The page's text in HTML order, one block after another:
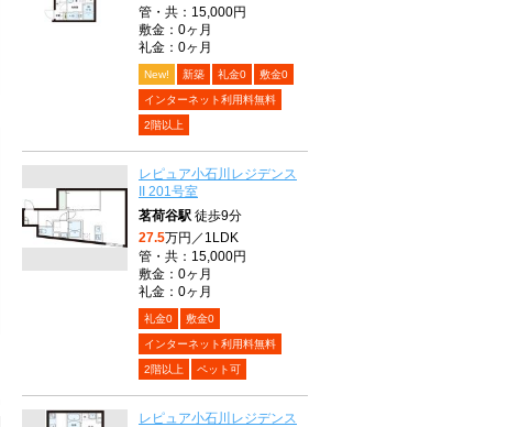
管・共：15,000円
敷金：0ヶ月
礼金：0ヶ月
New! 新築 礼金0 敷金0
インターネット利用料無料
2階以上
レピュア小石川レジデンス
II 201号室
茗荷谷駅 徒歩9分
27.5万円／1LDK
管・共：15,000円
敷金：0ヶ月
礼金：0ヶ月
礼金0 敷金0
インターネット利用料無料
2階以上 ペット可
レピュア小石川レジデンス